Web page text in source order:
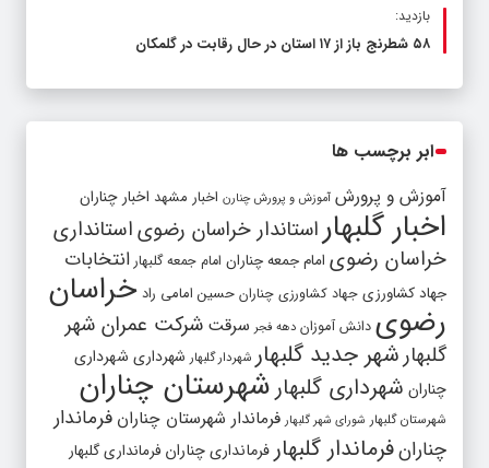
بازدید:
۵۸ شطرنج‌ باز از ۱۷ استان در حال رقابت در گلمکان
ابر برچسب ها
آموزش و پرورش آموزش و پرورش چنارن اخبار مشهد اخبار چناران
اخبار گلبهار استاندار خراسان رضویاستانداری
خراسان رضوی امام جمعه چناران امام جمعه گلبهار انتخابات
جهاد کشاورزی جهاد کشاورزی چناران حسین امامی راد خراسان
رضوی دانش آموزان دهه فجر سرقت شرکت عمران شهر
گلبهارشهر جدید گلبهار شهردار گلبهار شهرداری شهرداری
چناران شهرداری گلبهار شهرستان چناران
شهرستان گلبهار شورای شهر گلبهار فرماندار شهرستان چناران فرماندار
چنارانفرماندار گلبهار فرمانداری چناران فرمانداری گلبهار